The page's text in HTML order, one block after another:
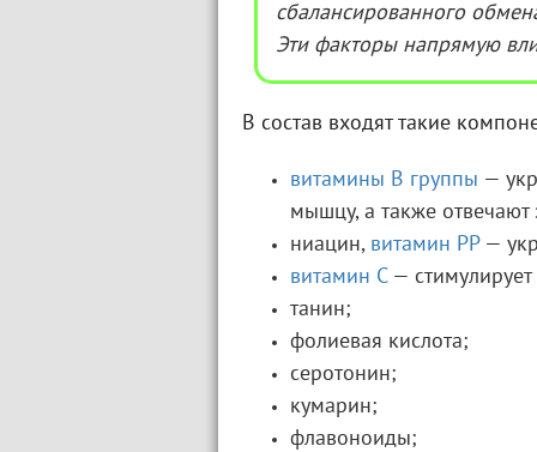
сбалансированного
Эти факторы напрямую
В состав входят такие
витамины В группы —
мышцу, а также
ниацин, витамин РР—
витамин С— стимулирует
танин;
фолиевая кислота;
серотонин;
кумарин;
флавоноиды;